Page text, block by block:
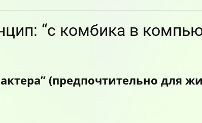
“с комбика в
(предпочтительно для